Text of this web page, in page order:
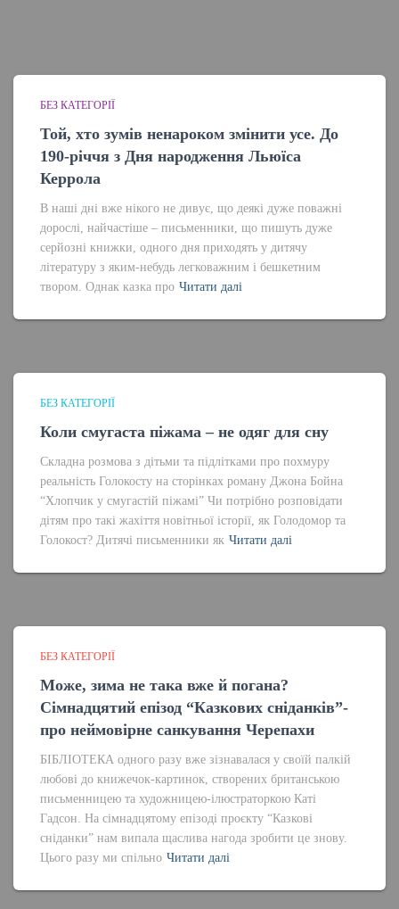
БЕЗ КАТЕГОРІЇ
Той, хто зумів ненароком змінити усе. До
190-річчя з Дня народження Льюїса
Керрола
В наші дні вже нікого не дивує, що деякі дуже поважні
дорослі, найчастіше – письменники, що пишуть дуже
серйозні книжки, одного дня приходять у дитячу
літературу з яким-небудь легковажним і бешкетним
твором. Однак казка про Читати далі
БЕЗ КАТЕГОРІЇ
Коли смугаста піжама – не одяг для сну
Складна розмова з дітьми та підлітками про похмуру
реальність Голокосту на сторінках роману Джона Бойна
“Хлопчик у смугастій піжамі” Чи потрібно розповідати
дітям про такі жахіття новітньої історії, як Голодомор та
Голокост? Дитячі письменники як Читати далі
БЕЗ КАТЕГОРІЇ
Може, зима не така вже й погана?
Сімнадцятий епізод “Казкових сніданків”-
про неймовірне санкування Черепахи
БІБЛІОТЕКА одного разу вже зізнавалася у своїй палкій
любові до книжечок-картинок, створених британською
письменницею та художницею-ілюстраторкою Каті
Гадсон. На сімнадцятому епізоді проєкту “Казкові
сніданки” нам випала щаслива нагода зробити це знову.
Цього разу ми спільно Читати далі